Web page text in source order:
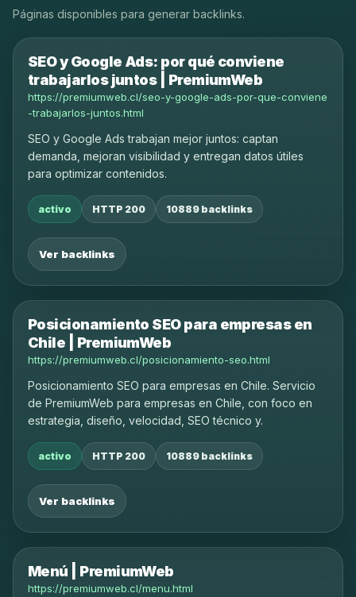
Páginas disponibles para generar backlinks.
SEO y Google Ads: por qué conviene
trabajarlos juntos | PremiumWeb
https://premiumweb.cl/seo-y-google-ads-por-que-conviene
-trabajarlos-juntos.html
SEO y Google Ads trabajan mejor juntos: captan
demanda, mejoran visibilidad y entregan datos útiles
para optimizar contenidos.
activo HTTP 200 10889 backlinks
Ver backlinks
Posicionamiento SEO para empresas en
Chile | PremiumWeb
https://premiumweb.cl/posicionamiento-seo.html
Posicionamiento SEO para empresas en Chile. Servicio
de PremiumWeb para empresas en Chile, con foco en
estrategia, diseño, velocidad, SEO técnico y.
activo HTTP 200 10889 backlinks
Ver backlinks
Menú | PremiumWeb
https://premiumweb.cl/menu.html